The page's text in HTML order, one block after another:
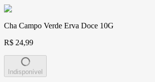
Cha Campo Verde Erva Doce 10G
R$ 24,99
Indisponível